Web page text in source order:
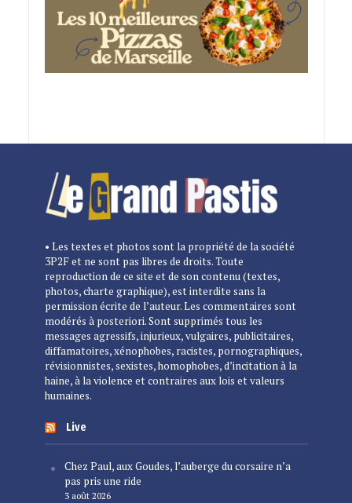
• Les textes et photos sont la propriété de la société
3P2F et ne sont pas libres de droits. Toute
reproduction de ce site et de son contenu (textes,
photos, charte graphique), est interdite sans la
permission écrite de l’auteur. Les commentaires sont
modérés à posteriori. Sont supprimés tous les
messages agressifs, injurieux, vulgaires, publicitaires,
diffamatoires, xénophobes, racistes, pornographiques,
révisionnistes, sexistes, homophobes, d’incitation à la
haine, à la violence et contraires aux lois et valeurs
humaines.
Live
Chez Paul, aux Goudes, l’auberge du corsaire n’a
pas pris une ride
3 août 2026